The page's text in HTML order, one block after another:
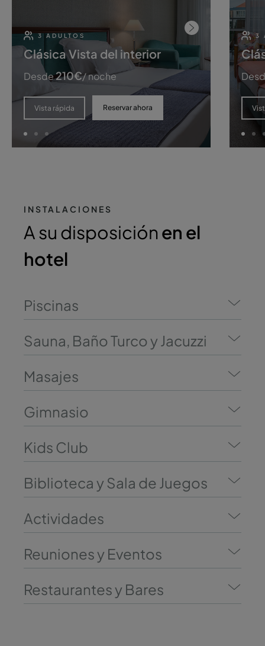
3 ADULTOS
Clásica Vista del interior
Desde210€/ noche
Vista rápida Reservar ahora
3
INSTALACIONES
A su disposiciónen el
hotel
Piscinas
Sauna, Baño Turco y Jacuzzi
Masajes
Gimnasio
Kids Club
Biblioteca y Sala de Juegos
Actividades
Reuniones y Eventos
Restaurantes y Bares